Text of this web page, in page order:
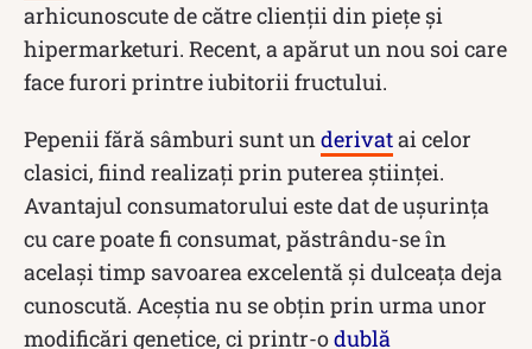
arhicunoscute de către clienții din piețe și
hipermarketuri. Recent, a apărut un nou soi care
face furori printre iubitorii fructului.
Pepenii fără sâmburi sunt underivatai celor
clasici, fiind realizați prin puterea științei.
Avantajul consumatorului este dat de ușurința
cu care poate fi consumat, păstrându-se în
același timp savoarea excelentă și dulceața deja
cunoscută. Aceștia nu se obțin prin urma unor
modificări genetice, ci printr-odublă